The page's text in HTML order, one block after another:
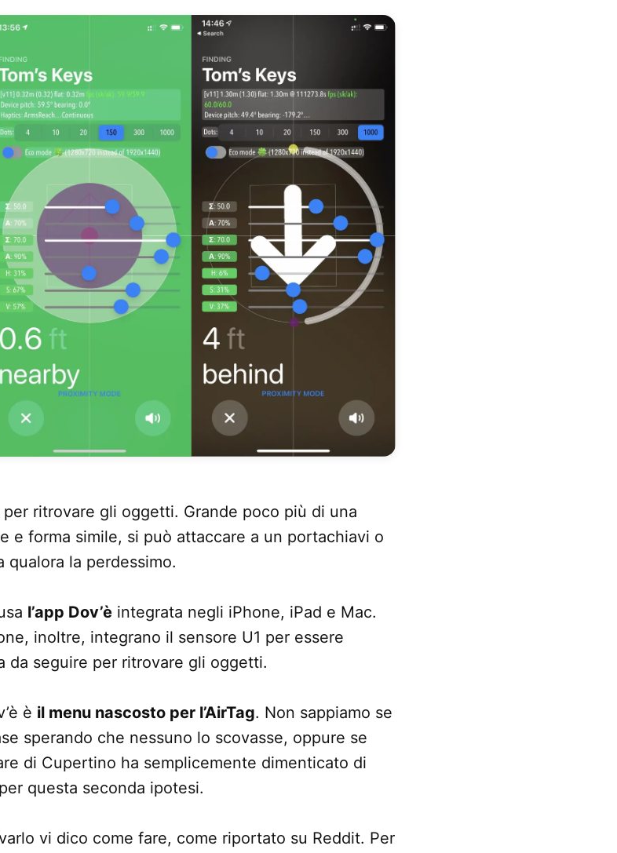
ritrovare gli oggetti. Grande poco più di una
e forma simile, si può attaccare a un portachiavi o
qualora la perdessimo.
l’app Dov’è integrata negli iPhone, iPad e Mac.
inoltre, integrano il sensore U1 per essere
da seguire per ritrovare gli oggetti.
è il menu nascosto per l’AirTag. Non sappiamo se
sperando che nessuno lo scovasse, oppure se
di Cupertino ha semplicemente dimenticato di
questa seconda ipotesi.
vi dico come fare, come riportato su Reddit. Per